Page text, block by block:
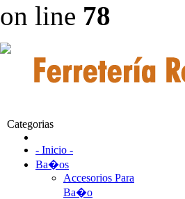
on line 78
Categorias
- Inicio -
Ba�os
Accesorios Para
Ba�o